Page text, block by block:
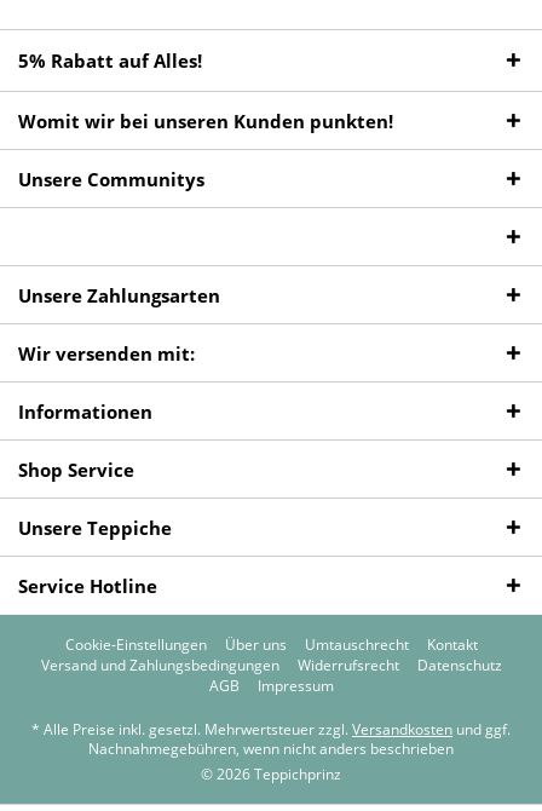
5% Rabatt auf Alles!
Womit wir bei unseren Kunden punkten!
Unsere Communitys
Unsere Zahlungsarten
Wir versenden mit:
Informationen
Shop Service
Unsere Teppiche
Service Hotline
Cookie-Einstellungen Über uns Umtauschrecht
Kontakt
Versand und Zahlungsbedingungen
Widerrufsrecht
Datenschutz
AGB
Impressum
* Alle Preise inkl. gesetzl. Mehrwertsteuer zzgl. Versandkosten und ggf.
Nachnahmegebühren, wenn nicht anders beschrieben
© 2026 Teppichprinz